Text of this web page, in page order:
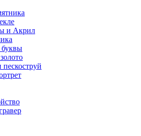
и Акрил
буквы